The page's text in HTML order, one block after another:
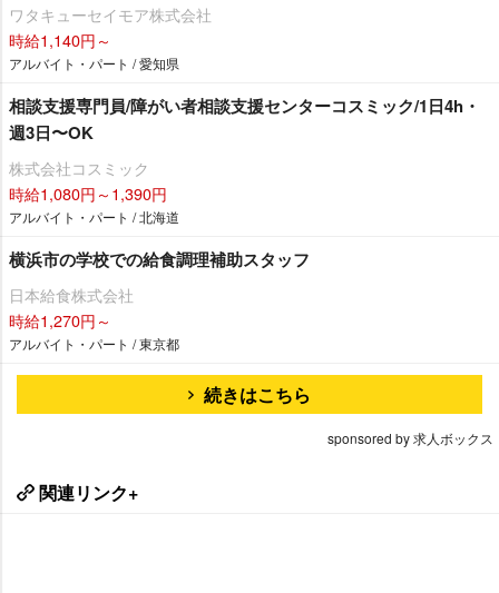
ワタキューセイモア株式会社
時給1,140円～
アルバイト・パート / 愛知県
相談支援専門員/障がい者相談支援センターコスミック/1日4h・
週3日〜OK
株式会社コスミック
時給1,080円～1,390円
アルバイト・パート / 北海道
横浜市の学校での給食調理補助スタッフ
日本給食株式会社
時給1,270円～
アルバイト・パート / 東京都
続きはこちら
sponsored by 求人ボックス
関連リンク+